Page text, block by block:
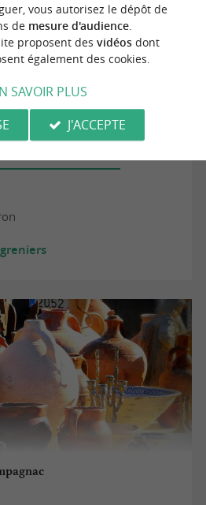
Denis
vous autorisez le dépôt de
de mesure d'audience.
proposent des vidéosdont
également des cookies.
SAVOIR PLUS
J'ACCEPTE